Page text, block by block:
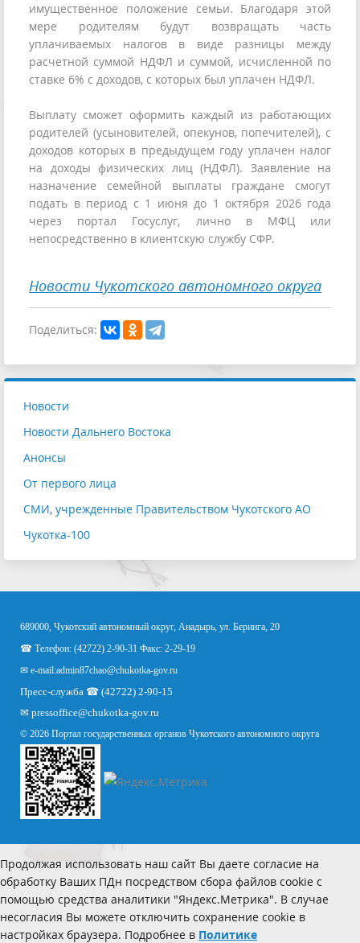
имущественное положение семьи. Благодаря этой
мере родителям будут возвращать часть
уплачиваемых налогов в виде разницы между
расчетной суммой НДФЛ и суммой, исчисленной по
ставке 6% с доходов, с которых был уплачен НДФЛ.
Выплату сможет оформить каждый из работающих
родителей (усыновителей, опекунов, попечителей), с
доходов которых в предыдущем году уплачен налог
на доходы физических лиц (НДФЛ). Заявление на
назначение семейной выплаты граждане смогут
подать в период с 1 июня до 1 октября 2026 года
через портал Госуслуг, лично в МФЦ или
непосредственно в клиентскую службу СФР.
Новости Чукотского автономного округа
Поделиться:
Новости
Новости Дальнего Востока
Анонсы
От первого лица
СМИ, учрежденные Правительством Чукотского АО
Чукотка-100
689000, Чукотский автономный округ, Анадырь, ул. Беринга, 20
☎ Телефон: (42722) 2-90-31 Факс: 2-29-19
✉ e-mail:admin87chao@chukotka-gov.ru
Пресс-служба ☎ (42722) 2-90-15
✉ pressoffice@chukotka-gov.ru
© 2026 Портал государственных органов Чукотского автономного округа
Продолжая использовать наш сайт Вы даете согласие на
обработку Ваших ПДн посредством сбора файлов cookie с
помощью средства аналитики "Яндекс.Метрика". В случае
несогласия Вы можете отключить сохранение cookie в
настройках браузера. Подробнее в Политике